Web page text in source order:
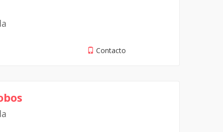
Contacto